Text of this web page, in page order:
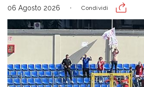
06 Agosto 2026 Condividi